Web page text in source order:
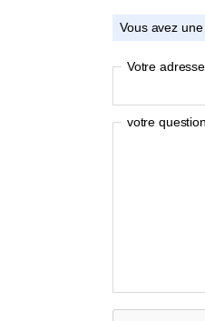
Vous avez
Votre
votre